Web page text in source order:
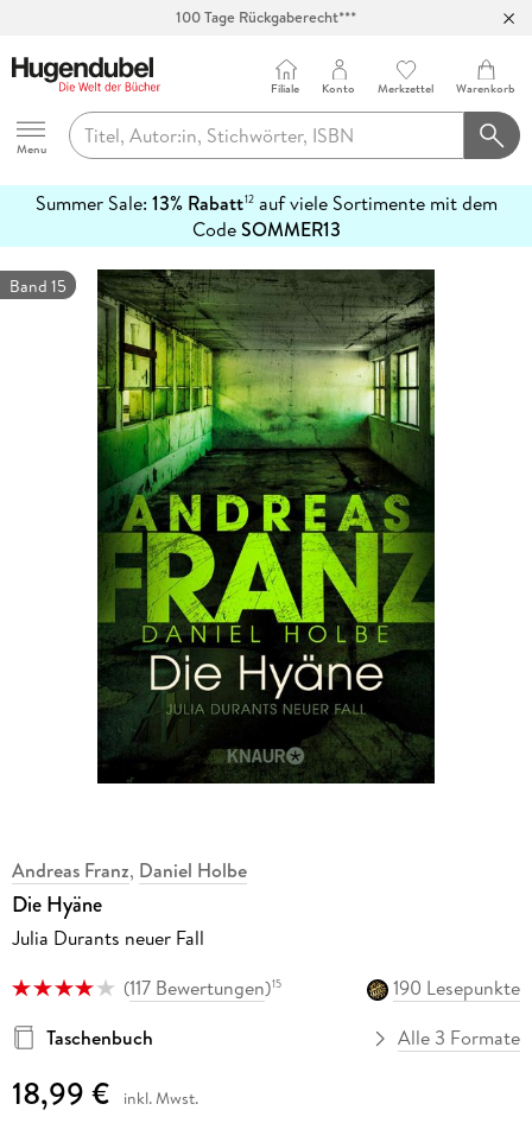
100 Tage Rückgaberecht***
Hugendubel
Menu
Filiale Konto Merkzettel Warenkorb
Summer Sale: 13% Rabatt12auf viele Sortimente mit dem
CodeSOMMER13
erfahren
Band 15
Andreas Franz, Daniel Holbe
Die Hyäne
Julia Durants neuer Fall
(117 Bewertungen)15
190 Lesepunkte
Taschenbuch
Alle 3 Formate
18,99 € inkl. Mwst.